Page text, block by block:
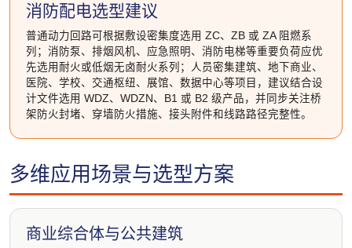
消防配电选型建议
普通动力回路可根据敷设密集度选用 ZC、ZB 或 ZA 阻燃系
列；消防泵、排烟风机、应急照明、消防电梯等重要负荷应优
先选用耐火或低烟无卤耐火系列；人员密集建筑、地下商业、
医院、学校、交通枢纽、展馆、数据中心等项目，建议结合设
计文件选用 WDZ、WDZN、B1 或 B2 级产品，并同步关注桥
架防火封堵、穿墙防火措施、接头附件和线路路径完整性。
多维应用场景与选型方案
商业综合体与公共建筑